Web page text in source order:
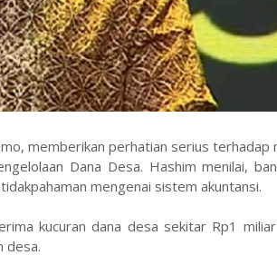
memberikan perhatian serius terhadap
Dana Desa. Hashim menilai,
mengenai sistem akuntansi.
kucuran dana desa sekitar Rp1
desa.